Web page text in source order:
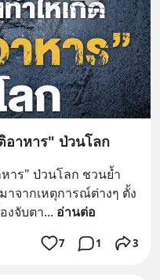
อาหาร" ป่วนโลก
าร" ป่วนโลก ชวนย้ำ
จากเหตุการณ์ต่างๆ ตั้ง
งจับตา... อ่านต่อ
7 1 3